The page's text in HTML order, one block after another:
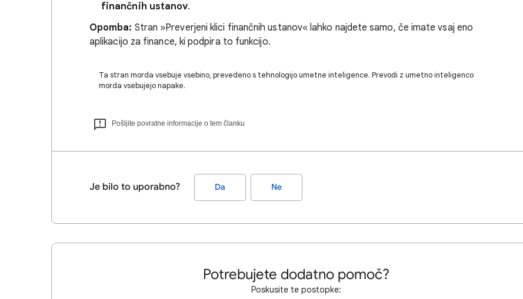
finančnih ustanov.
Opomba: Stran »Preverjeni klici finančnih ustanov« lahko najdete samo, če imate vsaj eno
aplikacijo za finance, ki podpira to funkcijo.
Ta stran morda vsebuje vsebino, prevedeno s tehnologijo umetne inteligence. Prevodi z umetno inteligenco
morda vsebujejo napake.
Pošljite povratne informacije o tem članku
Je bilo to uporabno? Da Ne
Potrebujete dodatno pomoč?
Poskusite te postopke: